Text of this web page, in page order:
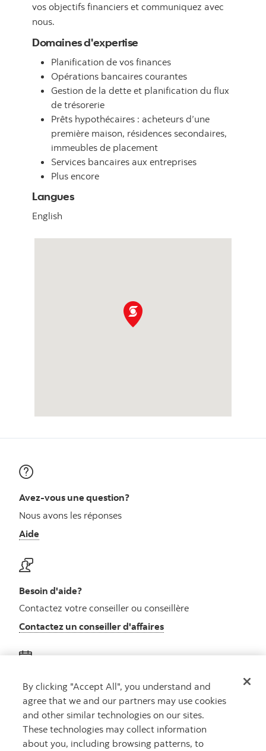
vos objectifs financiers et communiquez avec
nous.
Domaines d'expertise
Planification de vos finances
Opérations bancaires courantes
Gestion de la dette et planification du flux
de trésorerie
Prêts hypothécaires : acheteurs d’une
première maison, résidences secondaires,
immeubles de placement
Services bancaires aux entreprises
Plus encore
Langues
English
Avez-vous une question?
Nous avons les réponses
Aide
Besoin d'aide?
Contactez votre conseiller ou conseillère
Contactez un conseiller d'affaires
Obtenez des conseils
Rencontrez un conseiller
Prenez rendez-vous
By clicking "Accept All", you understand and
agree that we and our partners may use cookies
and other similar technologies on our sites.
These technologies may collect information
about you, including browsing patterns, to